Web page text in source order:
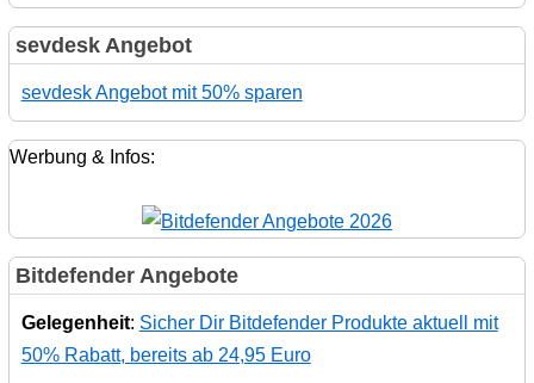
sevdesk Angebot
sevdesk Angebot mit 50% sparen
Werbung & Infos:
Bitdefender Angebote
Gelegenheit: Sicher Dir Bitdefender Produkte aktuell mit
50% Rabatt, bereits ab 24,95 Euro